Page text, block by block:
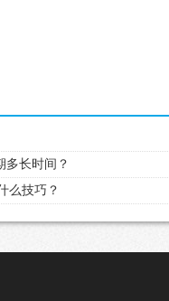
多长时间？
么技巧？